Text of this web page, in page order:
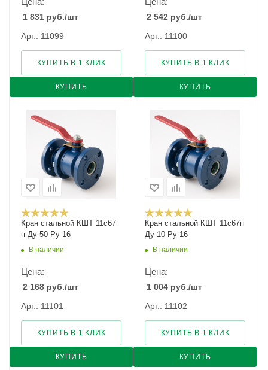
1 831 руб./шт
Арт.: 11099
КУПИТЬ
КУПИТЬ В 1 КЛИК
2 542 руб./шт
Арт.: 11100
КУПИТЬ
КУПИТЬ В 1 КЛИК
Кран стальной КШТ 11с67
п Ду-50 Ру-16
В наличии
Цена:
2 168 руб./шт
Арт.: 11101
КУПИТЬ
КУПИТЬ В 1 КЛИК
Кран стальной КШТ 11с67п
Ду-10 Ру-16
В наличии
Цена:
1 004 руб./шт
Арт.: 11102
КУПИТЬ
КУПИТЬ В 1 КЛИК